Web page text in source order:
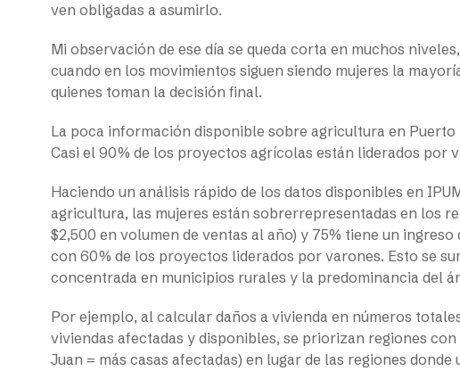
ven obligadas a asumirlo.
Mi observación de ese día se queda corta en muchos
cuando en los movimientos siguen siendo mujeres la
quienes toman la decisión final.
La poca información disponible sobre agricultura en
Casi el 90% de los proyectos agrícolas están liderados por
Haciendo un análisis rápido de los datos disponibles en
agricultura, las mujeres están sobrerrepresentadas en los
$2,500 en volumen de ventas al año) y 75% tiene un
con 60% de los proyectos liderados por varones. Esto se
concentrada en municipios rurales y la predominancia del
Por ejemplo, al calcular daños a vivienda en números
viviendas afectadas y disponibles, se priorizan regiones
Juan = más casas afectadas) en lugar de las regiones